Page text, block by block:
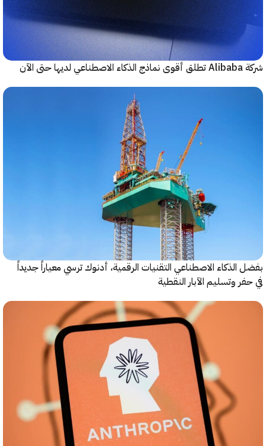
الاصطناعي التقنيات الرقمية، أدنوك ترسي معياراً جديداً
وتسليم الآبار النقطية